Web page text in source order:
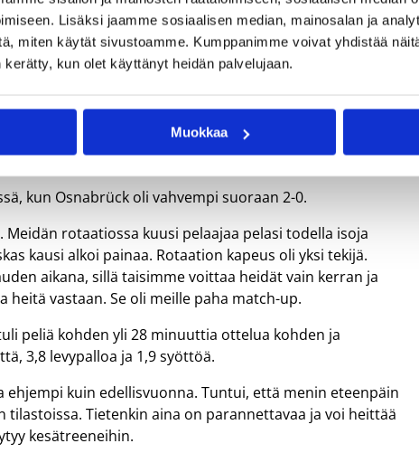
Lisäksi jaamme sosiaalisen median, mainosalan ja
miten käytät sivustoamme. Kumppanimme voivat yhdistää
kun olet käyttänyt heidän palvelujaan.
Muokkaa
kaudella. Jo viime kaudella hyvin sujunut yhteispeli
ja se näkyi myös sarjataulukossa.
paljon tuttuja pelaajia edelliskaudelta, joten ei tarvinnut
meillä oli vähän enemmän pelaajia kuin
pelaajia, joka vaikutti myös treenaamiseen. Ei meillä
kuin edelliskaudella, Koskimies summaa joukkueen
kun Osnabrück oli vahvempi suoraan 2-0.
Meidän rotaatiossa kuusi pelaajaa pelasi todella isoja
kausi alkoi painaa. Rotaation kapeus oli yksi tekijä.
aikana, sillä taisimme voittaa heidät vain kerran ja
vastaan. Se oli meille paha match-up.
peliä kohden yli 28 minuuttia ottelua kohden ja
3,8 levypalloa ja 1,9 syöttöä.
kuin edellisvuonna. Tuntui, että menin eteenpäin
tilastoissa. Tietenkin aina on parannettavaa ja voi heittää
kesätreeneihin.